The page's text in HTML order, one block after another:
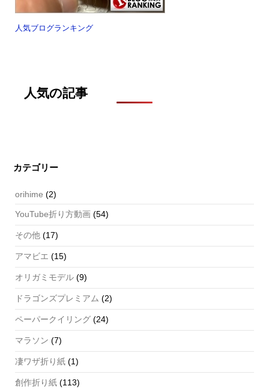
人気ブログランキング
人気の記事
カテゴリー
orihime (2)
YouTube折り方動画 (54)
その他 (17)
アマビエ (15)
オリガミモデル (9)
ドラゴンズプレミアム (2)
ペーパークイリング (24)
マラソン (7)
凄ワザ折り紙 (1)
創作折り紙 (113)